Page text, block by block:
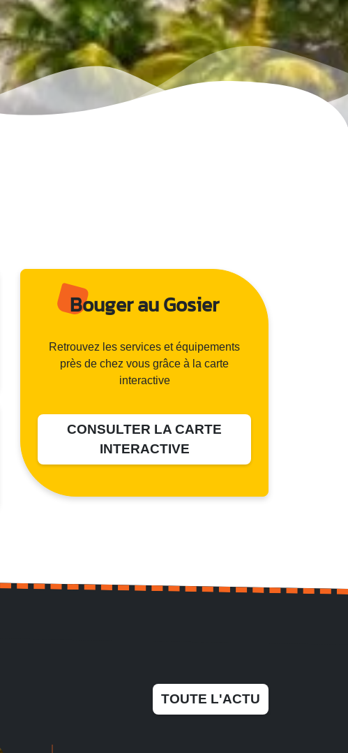
Bouger au Gosier
Retrouvez les services et équipements
près de chez vous grâce à la carte
interactive
CONSULTER LA CARTE
INTERACTIVE
TOUTE L'ACTU